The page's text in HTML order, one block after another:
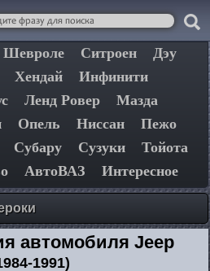
Шевроле Ситроен
Дэу
Хендай
Инфинити
Ленд Ровер
Мазда
Опель Ниссан
Пежо
Субару Сузуки
Тойота
АвтоВАЗ Интересное
автомобиля Jeep
1991)